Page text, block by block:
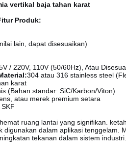
vertikal baja tahan karat
Produk:
lain, dapat disesuaikan)
/ 220V, 110V (50/60Hz), Atau
304 atau 316 stainless steel
karat
(Bahan standar: SiC/Karbon/Viton)
atau merek premium setara
ruang lantai yang signifikan.
digunakan dalam aplikasi
tekanan dalam sistem industri.